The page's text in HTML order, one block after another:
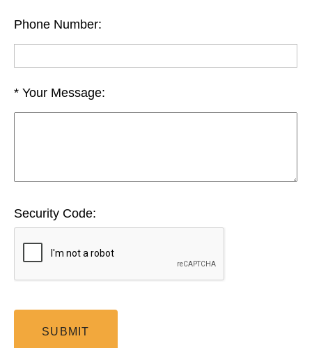
Phone Number:
Your Message:
Security Code: